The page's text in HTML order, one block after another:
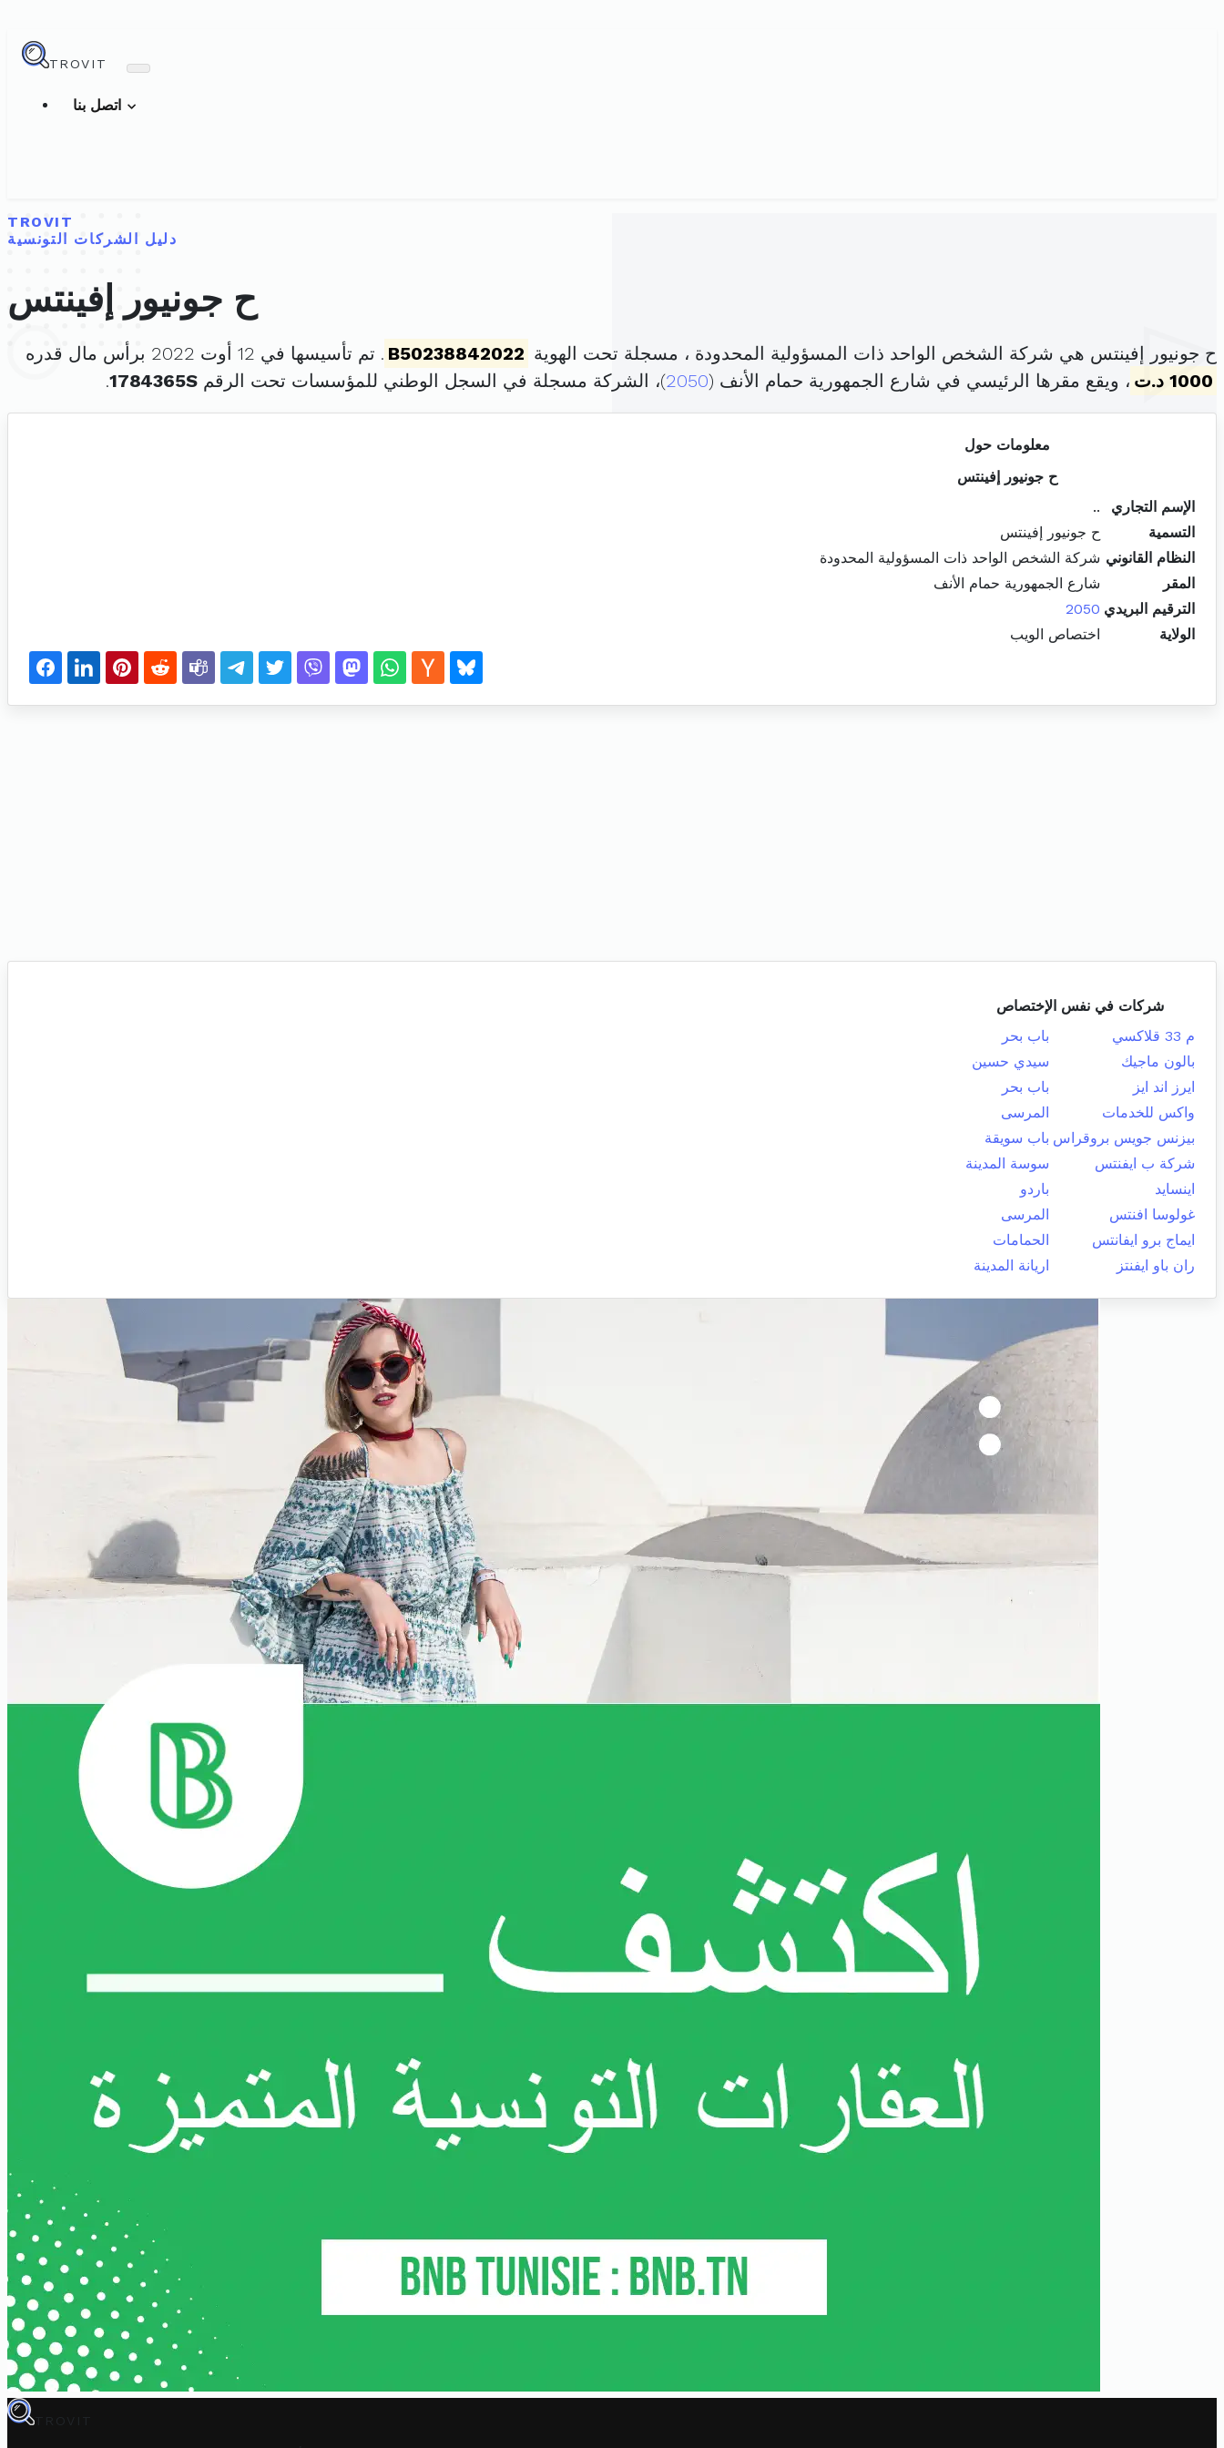
TROVIT
TROVIT
دليل الشركات التونسية
ح جونيور إفينتس
ح جونيور إفينتس هي شركة الشخص الواحد ذات المسؤولية المحدودة ، مسجلة تحت الهوية B50238842022 . تم تأسيسها في 12 أوت 2022 برأس مال قدره
1000 د.ت
، ويقع مقرها الرئيسي في شارع الجمهورية حمام الأنف (2050)، الشركة مسجلة في السجل الوطني للمؤسسات تحت الرقم 1784365S
.
معلومات حول
ح جونيور إفينتس
الإسم التجاري
..
التسمية
ح جونيور إفينتس
النظام القانوني شركة الشخص الواحد ذات المسؤولية المحدودة
المقر
شارع الجمهورية حمام الأنف
الترقيم البريدي 2050
الولاية
اختصاص الويب
شركات في نفس الإختصاص
م 33 قلاكسي
باب بحر
بالون ماجيك
سيدي حسين
ايرز اند ايز
باب بحر
واكس للخدمات
المرسى
بيزنس جويس بروقراس باب سويقة
شركة ب ايفنتس
سوسة المدينة
اينسايد
باردو
غولوسا افنتس
المرسى
ايماج برو ايفانتس
الحمامات
ران باو ايفنتز
اريانة المدينة
TROVIT